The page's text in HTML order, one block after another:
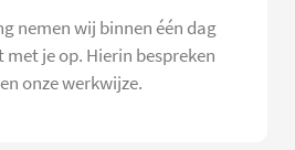
nemen wij binnen één dag
je op. Hierin bespreken
onze werkwijze.